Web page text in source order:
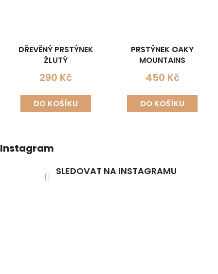
DŘEVĚNÝ PRSTÝNEK
ŽLUTÝ
290 Kč
DO KOŠÍKU
PRSTÝNEK OAKY
MOUNTAINS
450 Kč
DO KOŠÍKU
Instagram
SLEDOVAT NA INSTAGRAMU